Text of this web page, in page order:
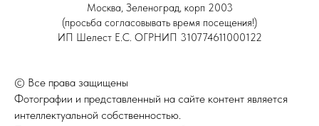
Москва, Зеленоград, корп 2003
(просьба согласовывать время посещения!)
ИП Шелест Е.С. ОГРНИП 310774611000122
© Все права защищены
Фотографии и представленный на сайте контент является
интеллектуальной собственностью.